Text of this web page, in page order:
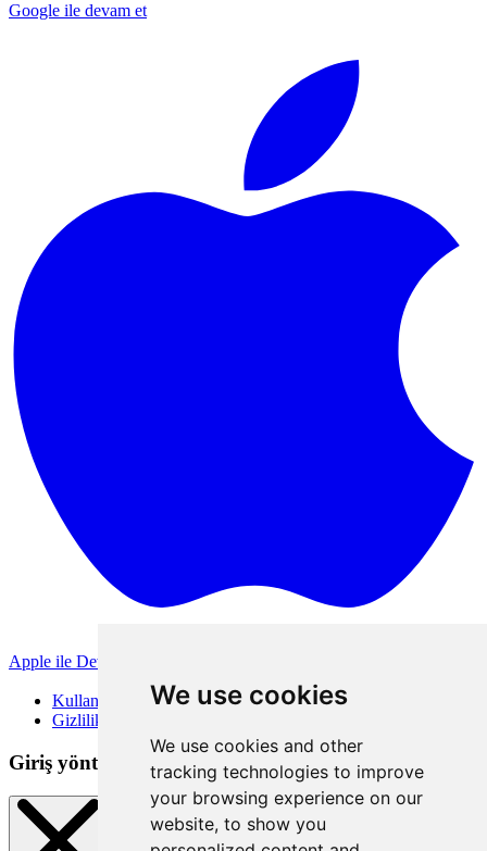
We use cookies
We use cookies and other
tracking technologies to improve
your browsing experience on our
website, to show you
Google ile devam et
Apple ile Devam Et
Kullanım Koşulları
Gizlilik Politikası
Giriş yöntemleri